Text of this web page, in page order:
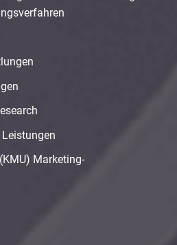
Marketing-